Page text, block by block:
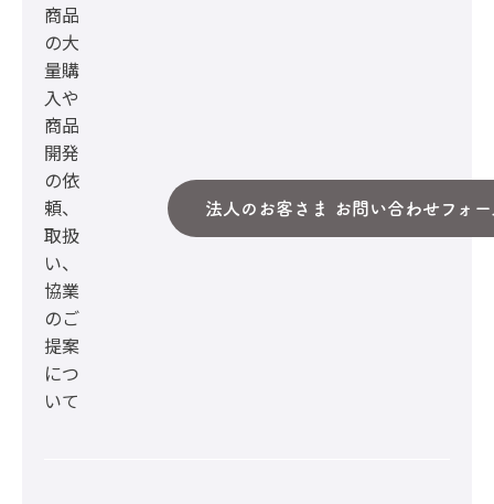
商品
の大
量購
入や
商品
開発
の依
頼、
取扱
い、
協業
のご
提案
につ
いて
法人のお客さま お問い合わせフォー